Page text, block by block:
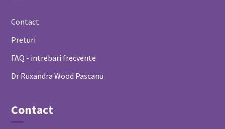
Contact
Preturi
FAQ - intrebari frecvente
Dr Ruxandra Wood Pascanu
Contact